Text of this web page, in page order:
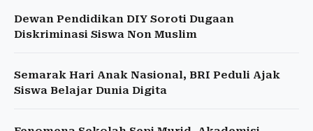
Dewan Pendidikan DIY Soroti Dugaan
Diskriminasi Siswa Non Muslim
Semarak Hari Anak Nasional, BRI Peduli Ajak
Siswa Belajar Dunia Digita